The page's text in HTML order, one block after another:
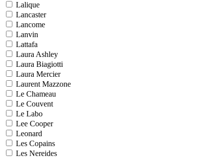
Lalique
Lancaster
Lancome
Lanvin
Lattafa
Laura Ashley
Laura Biagiotti
Laura Mercier
Laurent Mazzone
Le Chameau
Le Couvent
Le Labo
Lee Cooper
Leonard
Les Copains
Les Nereides